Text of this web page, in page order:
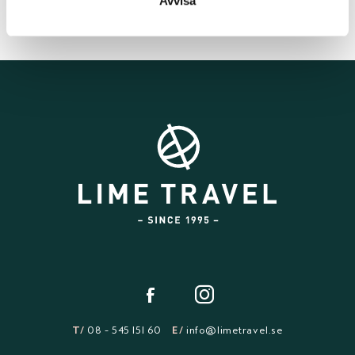
T/ 08 - 545 151 60 E/ info@limetravel.se